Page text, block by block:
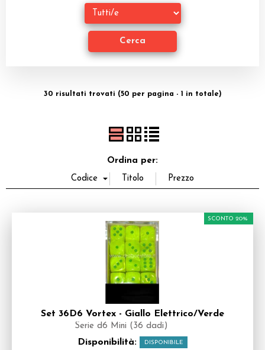
Giocattoli e Gadget
30 risultati trovati (50 per pagina - 1 in totale)
Ordina per:
Set 36D6 Vortex - Giallo Elettrico/Verde
Serie d6 Mini (36 dadi)
Disponibilità: DISPONIBILE
SCONTO 20%